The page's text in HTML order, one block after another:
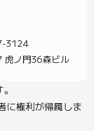
3124
ノ門36森ビル
に権利が帰属しま